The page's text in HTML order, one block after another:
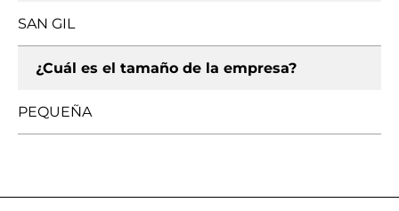
SAN GIL
¿Cuál es el tamaño de la empresa?
PEQUEÑA